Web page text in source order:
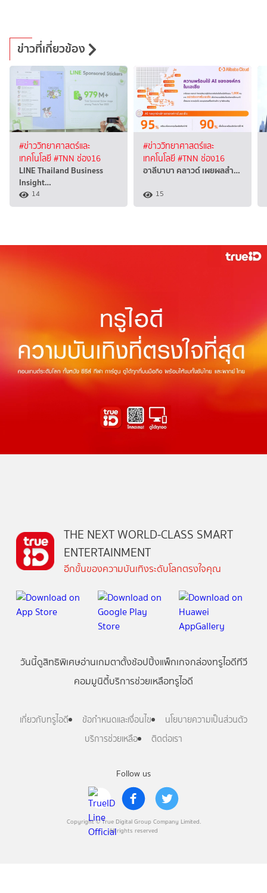
ข่าวที่เกี่ยวข้อง
#ข่าววิทยาศาสตร์และ
เทคโนโลยี#TNN ช่อง16
LINE Thailand Business
Insight…
14
#ข่าววิทยาศาสตร์และ
เทคโนโลยี#TNN ช่อง16
อาลีบาบา คลาวด์ เผยผลสำ…
15
Follow us
Copyright © True Digital Group Company Limited.
All rights reserved
THE NEXT WORLD-CLASS SMART
ENTERTAINMENT
อีกขั้นของความบันเทิงระดับโลกตรงใจคุณ
วันนี้ดูสิทธิพิเศษอ่านเกมตาตั้งช้อปปิ้งแพ็กเกจกล่องทรูไอดีทีวี
คอมมูนิตี้บริการช่วยเหลือทรูไอดี
เกี่ยวกับทรูไอดี ข้อกำหนดและเงื่อนไข
นโยบายความเป็นส่วนตัว
บริการช่วยเหลือ
ติดต่อเรา